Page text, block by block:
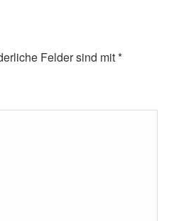
Felder sind mit*